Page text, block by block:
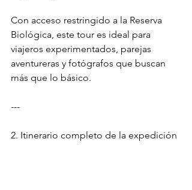
Con acceso restringido a la Reserva
Biológica, este tour es ideal para
viajeros experimentados, parejas
aventureras y fotógrafos que buscan
más que lo básico.
---
2. Itinerario completo de la expedición